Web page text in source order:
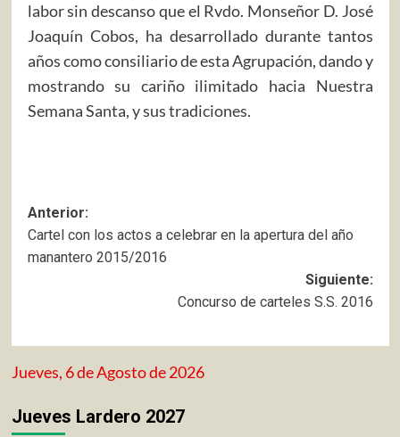
labor sin descanso que el Rvdo. Monseñor D. José
Joaquín Cobos, ha desarrollado durante tantos
años como consiliario de esta Agrupación, dando y
mostrando su cariño ilimitado hacia Nuestra
Semana Santa, y sus tradiciones.
Navegación
de
Anterior:
Cartel con los actos a celebrar en la apertura del año
manantero 2015/2016
Siguiente:
Concurso de carteles S.S. 2016
Jueves, 6 de Agosto de 2026
Jueves Lardero 2027